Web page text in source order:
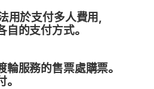
用於支付多人費用，
的支付方式。
服務的售票處購票。